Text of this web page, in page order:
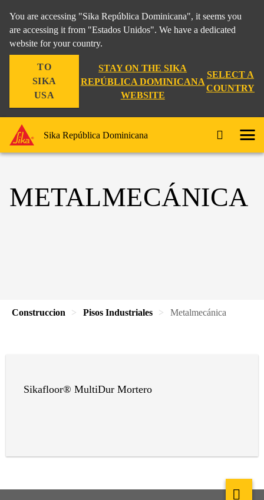
You are accessing "Sika República Dominicana", it seems you
are accessing it from "Estados Unidos". We have a dedicated
website for your country.
TO
SIKA
USA
STAY ON THE SIKA
REPÚBLICA DOMINICANA
WEBSITE
SELECT A
COUNTRY
Sika República Dominicana
METALMECÁNICA
Construccion Pisos Industriales Metalmecánica
Sikafloor® MultiDur Mortero